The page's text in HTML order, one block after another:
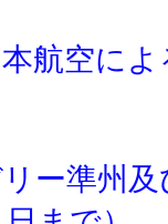
本航空に
ー準州